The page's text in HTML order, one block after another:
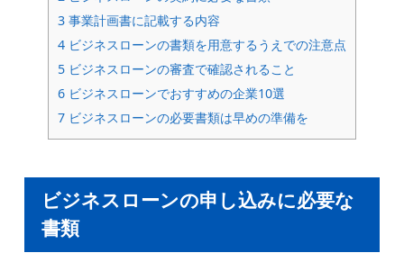
3 事業計画書に記載する内容
4 ビジネスローンの書類を用意するうえでの注意点
5 ビジネスローンの審査で確認されること
6 ビジネスローンでおすすめの企業10選
7 ビジネスローンの必要書類は早めの準備を
ビジネスローンの申し込みに必要な
書類